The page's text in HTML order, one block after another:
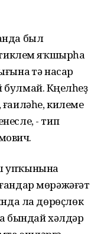
был
тиклем яҡшырһа
үтә насар
Күңелһеҙ
килеме
- тип
упҡынына
мөрәжәғәт
ла дөрөҫлөк
бындай хәлдәр